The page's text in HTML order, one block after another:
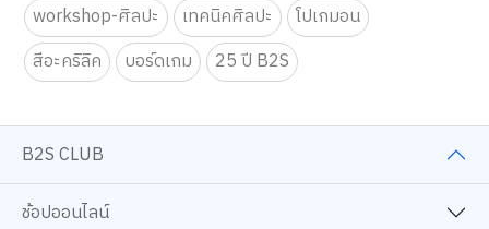
workshop-ศิลปะ
เทคนิคศิลปะ
โปเกมอน
สีอะคริลิค
บอร์ดเกม 25 ปี B2S
B2S CLUB
ช้อปออนไลน์